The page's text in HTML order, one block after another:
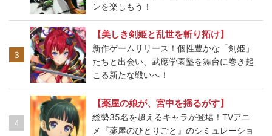
ンを楽しもう！
3
【美しき剣姫と乱世を斬り拓け】
新作ゲームリリース！個性豊かな「剣姫」
たちと出会い、武應学園塾を舞台に巻き起
こる新たな戦いへ！
4
【薬屋の娘が、宮中を揺るがす】
総勢35名を超えるキャラが登場！TVアニ
メ『薬屋のひとりごと』のシミュレーショ